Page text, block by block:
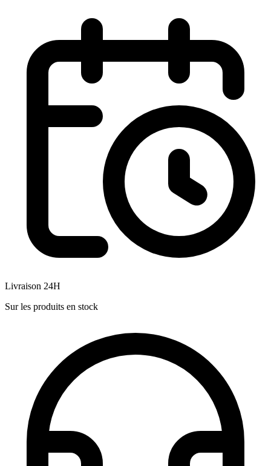
Livraison 24H
Sur les produits en stock